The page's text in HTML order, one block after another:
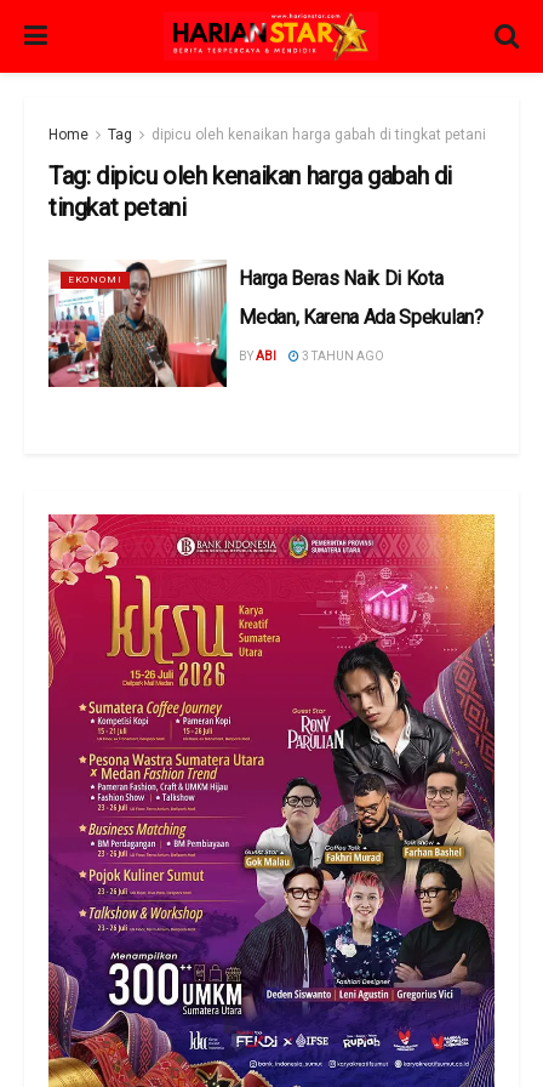
Home Tag dipicu oleh kenaikan harga gabah di tingkat petani
Tag: dipicu oleh kenaikan harga gabah di
tingkat petani
EKONOMI
Harga Beras Naik Di Kota
Medan, Karena Ada Spekulan?
BYABI 3 TAHUN AGO